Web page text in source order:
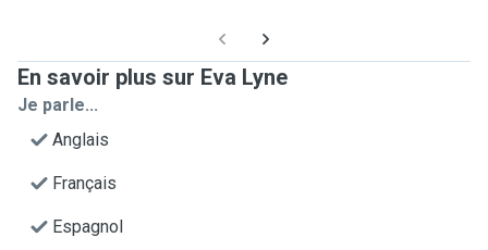
En savoir plus sur Eva Lyne
Je parle...
Anglais
Français
Espagnol